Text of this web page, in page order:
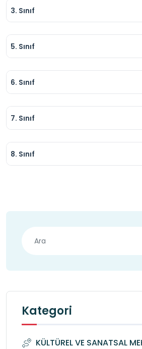
3. Sınıf
5. Sınıf
6. Sınıf
7. Sınıf
8. Sınıf
Kategori
KÜLTÜREL VE SANATSAL